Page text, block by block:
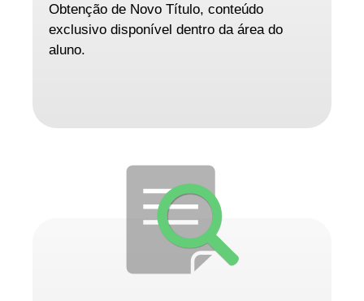
Obtenção de Novo Título, conteúdo
exclusivo disponível dentro da área do
aluno.